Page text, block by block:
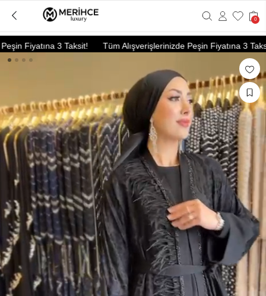
Fiyatına 3 Taksit! Tüm Alışverişlerinizde Peşin Fiyatına 3 Taksit!
0